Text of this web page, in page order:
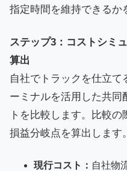
指定時間を維持できるか
ステップ3：コストシミ
算出
自社でトラックを仕立て
ーミナルを活用した共同
トを比較します。比較
損益分岐点を算出します。
現行コスト： 自社物